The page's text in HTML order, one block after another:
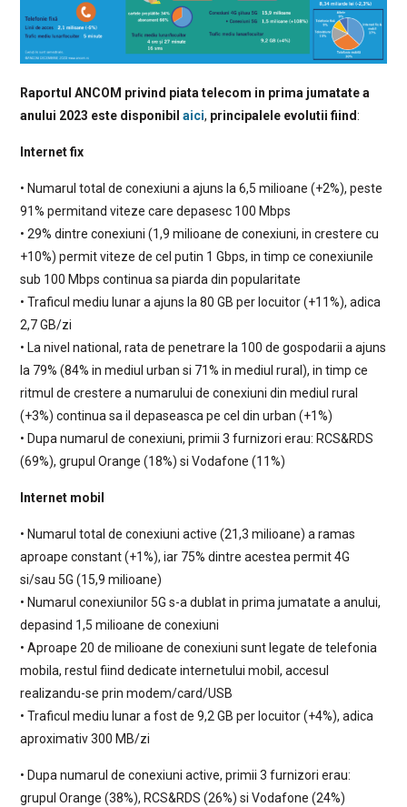
Raportul ANCOM privind piata telecom in prima jumatate a
anului 2023 este disponibil aici, principalele evolutii fiind:
Internet fix
• Numarul total de conexiuni a ajuns la 6,5 milioane (+2%), peste
91% permitand viteze care depasesc 100 Mbps
• 29% dintre conexiuni (1,9 milioane de conexiuni, in crestere cu
+10%) permit viteze de cel putin 1 Gbps, in timp ce conexiunile
sub 100 Mbps continua sa piarda din popularitate
• Traficul mediu lunar a ajuns la 80 GB per locuitor (+11%), adica
2,7 GB/zi
• La nivel national, rata de penetrare la 100 de gospodarii a ajuns
la 79% (84% in mediul urban si 71% in mediul rural), in timp ce
ritmul de crestere a numarului de conexiuni din mediul rural
(+3%) continua sa il depaseasca pe cel din urban (+1%)
• Dupa numarul de conexiuni, primii 3 furnizori erau: RCS&RDS
(69%), grupul Orange (18%) si Vodafone (11%)
Internet mobil
• Numarul total de conexiuni active (21,3 milioane) a ramas
aproape constant (+1%), iar 75% dintre acestea permit 4G
si/sau 5G (15,9 milioane)
• Numarul conexiunilor 5G s-a dublat in prima jumatate a anului,
depasind 1,5 milioane de conexiuni
• Aproape 20 de milioane de conexiuni sunt legate de telefonia
mobila, restul fiind dedicate internetului mobil, accesul
realizandu-se prin modem/card/USB
• Traficul mediu lunar a fost de 9,2 GB per locuitor (+4%), adica
aproximativ 300 MB/zi
• Dupa numarul de conexiuni active, primii 3 furnizori erau:
grupul Orange (38%), RCS&RDS (26%) si Vodafone (24%)